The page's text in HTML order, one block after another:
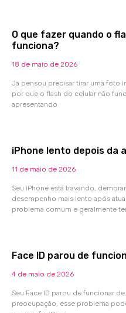
O que fazer quando o
funciona?
18 de maio de 2026
Já pensou precisar tirar uma foto
por que o flash do celular não
apresentando
iPhone lento depois da
11 de maio de 2026
Seu iPhone está travando,
desempenho mais lento após
problema comum e geralmente
Face ID parou de
4 de maio de 2026
Seu Face ID parou de funcionar
preocupação, esse problema